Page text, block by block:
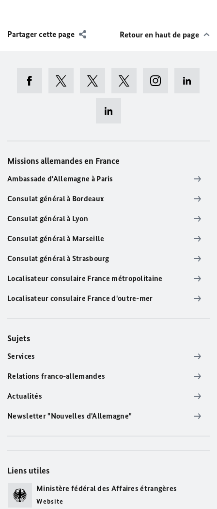
Partager cette page Retour en haut de page
Missions allemandes en France
Ambassade d'Allemagne à Paris
Consulat général à Bordeaux
Consulat général à Lyon
Consulat général à Marseille
Consulat général à Strasbourg
Localisateur consulaire France métropolitaine
Localisateur consulaire France d'outre-mer
Sujets
Services
Relations franco-allemandes
Actualités
Newsletter "Nouvelles d'Allemagne"
Liens utiles
Ministère fédéral des Affaires étrangères
Website